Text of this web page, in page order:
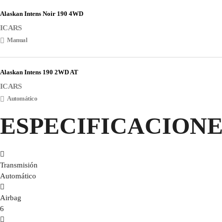
Alaskan Intens Noir 190 4WD
ICARS
Manual
Alaskan Intens 190 2WD AT
ICARS
Automático
Transmisión
Automático
Airbag
6